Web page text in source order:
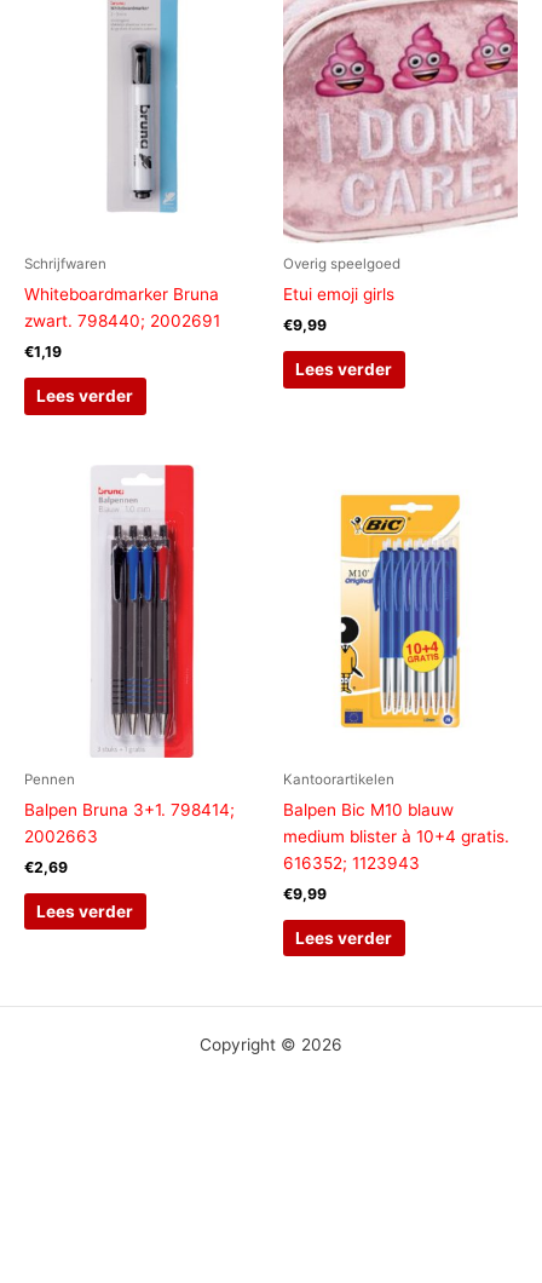
Schrijfwaren
Whiteboardmarker Bruna
zwart. 798440; 2002691
€1,19
Lees verder
Overig speelgoed
Etui emoji girls
€9,99
Lees verder
Pennen
Balpen Bruna 3+1. 798414;
2002663
€2,69
Lees verder
Kantoorartikelen
Balpen Bic M10 blauw
medium blister à 10+4 gratis.
616352; 1123943
€9,99
Lees verder
Copyright © 2026